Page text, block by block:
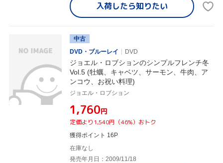
入荷したら知りたい
中古
DVD・ブルーレイ
DVD
ジョエル・ロブションのシンプルフレンチ冬
Vol.5 (牡蠣、キャベツ、サーモン、牛肉、ア
ンコウ、お祝い料理)
ジョエル・ロブション
¥1,760円
定価より1,540円（46%）おトク
獲得ポイント 16P
在庫なし
発売年月日：2009/11/18